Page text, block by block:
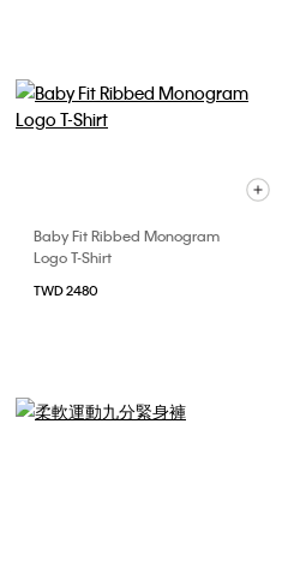
Baby Fit Ribbed Monogram
Logo T-Shirt
TWD 2480